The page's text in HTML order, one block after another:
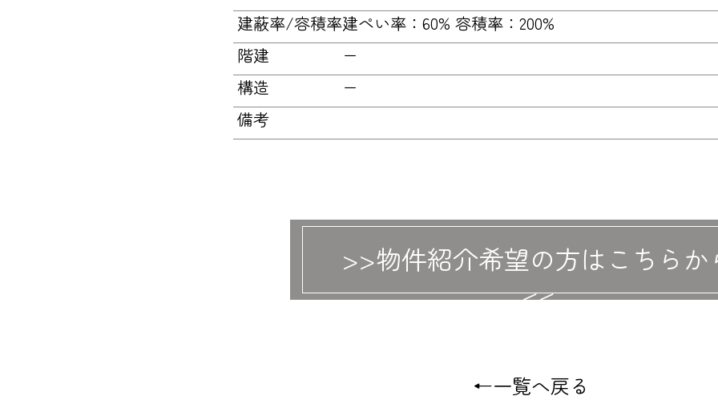
建蔽率/容積率建ぺい率：60% 容積率：200%
階建
ー
構造
ー
備考
>>物件紹介希望の方はこちらか
<<
←一覧へ戻る